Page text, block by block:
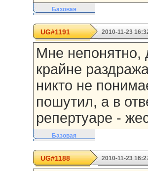
Базовая
UG#1191 2010-11-23
Мне непонятно,
крайне
никто не
пошутил, а в
репертуаре -
Базовая
UG#1188 2010-11-23